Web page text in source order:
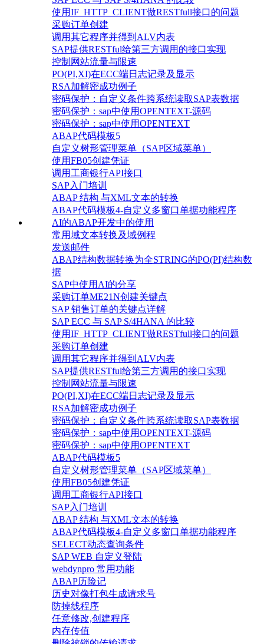
使用IF_HTTP_CLIENT做RESTfull接口的问题
采购订单创建
调用其它程序并得到ALV内表
SAP提供RESTful给第三方调用的接口实现
控制网站流量与限速
PO(PI,XI)在ECC端日志记录及显示
RSA加解密成功例子
密码保护：自定义条件跨系统读取SAP表数据
密码保护：sap中使用OPENTEXT-源码
密码保护：sap中使用OPENTEXT
ABAP代码模板5
自定义树形管理菜单（SAP区域菜单）
使用FB05创建凭证
调用工商银行API接口
SAP入门培训
ABAP 结构 与XML文本的转换
ABAP代码模板4-自定义多窗口单据功能程序
AI的ABAP开发中的使用
常用域文本转换及域例程
发送邮件
ABAP结构数据转换为全STRING的PO(PI)结构数
据
SAP中使用AI的分享
采购订单ME21N创建关键点
SAP 销售订单的关键点详解
SAP ECC 与 SAP S/4HANA 的比较
使用IF_HTTP_CLIENT做RESTfull接口的问题
采购订单创建
调用其它程序并得到ALV内表
SAP提供RESTful给第三方调用的接口实现
控制网站流量与限速
PO(PI,XI)在ECC端日志记录及显示
RSA加解密成功例子
密码保护：自定义条件跨系统读取SAP表数据
密码保护：sap中使用OPENTEXT-源码
密码保护：sap中使用OPENTEXT
ABAP代码模板5
自定义树形管理菜单（SAP区域菜单）
使用FB05创建凭证
调用工商银行API接口
SAP入门培训
ABAP 结构 与XML文本的转换
ABAP代码模板4-自定义多窗口单据功能程序
SELECT动态查询条件
SAP WEB 自定义登陆
webdynpro 常用功能
ABAP历险记
历史对像打包生成请求号
防掉线程序
任意修改,创建程序
内存传值